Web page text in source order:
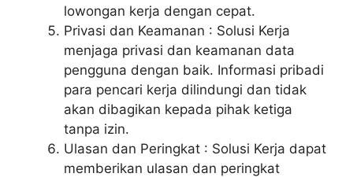
lowongan kerja dengan cepat.
Privasi dan Keamanan : Solusi Kerja
menjaga privasi dan keamanan data
pengguna dengan baik. Informasi pribadi
para pencari kerja dilindungi dan tidak
akan dibagikan kepada pihak ketiga
tanpa izin.
Ulasan dan Peringkat : Solusi Kerja dapat
memberikan ulasan dan peringkat